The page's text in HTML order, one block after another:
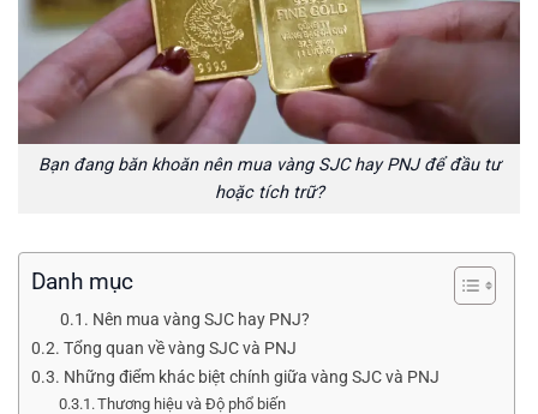
Bạn đang băn khoăn nên mua vàng SJC hay PNJ để đầu tư
hoặc tích trữ?
Danh mục
Nên mua vàng SJC hay PNJ?
Tổng quan về vàng SJC và PNJ
Những điểm khác biệt chính giữa vàng SJC và PNJ
Thương hiệu và Độ phổ biến